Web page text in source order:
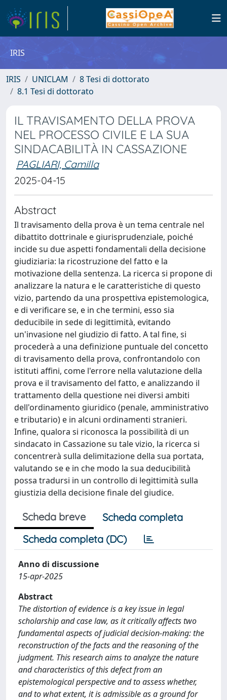
IRIS
IRIS UNICLAM
8 Tesi di dottorato
8.1 Tesi di dottorato
IL TRAVISAMENTO DELLA PROVA
NEL PROCESSO CIVILE E LA SUA
SINDACABILITÀ IN CASSAZIONE
PAGLIARI, Camilla
2025-04-15
Abstract
Il travisamento della prova è un tema centrale nel
dibattito dottrinale e giurisprudenziale, poiché
incide su due aspetti fondamentali della decisione
giudiziaria: la ricostruzione del fatto e la
motivazione della sentenza. La ricerca si propone di
analizzare la natura e le caratteristiche di questo
vizio, partendo da una prospettiva epistemologica,
e di verificare se, e in che termini, esso sia
deducibile in sede di legittimità, evitando
un'invasione nel giudizio di fatto. A tal fine, si
procederà a una definizione puntuale del concetto
di travisamento della prova, confrontandolo con
istituti affini, come l'errore nella valutazione della
prova e il travisamento del fatto, e analizzando il
trattamento della questione nei diversi ambiti
dell'ordinamento giuridico (penale, amministrativo
e tributario) e in alcuni ordinamenti stranieri.
Infine, qualora si riconosca la possibilità di un
sindacato in Cassazione su tale vizio, la ricerca si
concentrerà sulla delimitazione della sua portata,
valutando se e in che modo la sua deducibilità
possa tradursi in un controllo di legittimità sulla
giustizia della decisione finale del giudice.
Scheda breve
Scheda completa
Scheda completa (DC)
Anno di discussione
15-apr-2025
Abstract
The distortion of evidence is a key issue in legal
scholarship and case law, as it critically affects two
fundamental aspects of judicial decision-making: the
reconstruction of the facts and the reasoning of the
judgment. This research aims to analyze the nature
and characteristics of this defect from an
epistemological perspective and to assess whether,
and to what extent, it is admissible as a ground for